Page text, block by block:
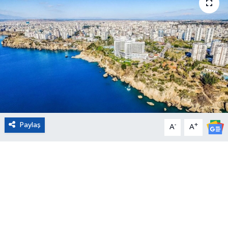
Paylaş A- A+
Sağlık
Çevre